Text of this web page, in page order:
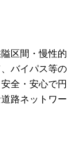
区間・慢性的
バイパス等の
全・安心で円
路ネットワー